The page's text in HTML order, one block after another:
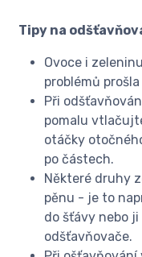
Tipy na
Ovoce i
problémů
Při
pomalu
otáčky
po částech.
Některé druhy
pěnu - je to
do šťávy nebo
odšťavňovače.